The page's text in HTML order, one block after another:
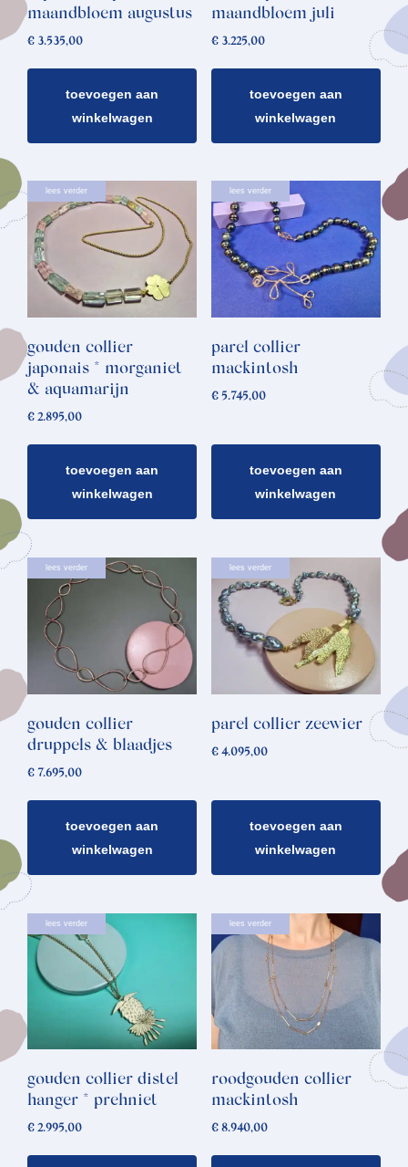
maandbloem augustus
€ 3.535,00
toevoegen aan
winkelwagen
maandbloem juli
€3.225,00
toevoegen aan
winkelwagen
lees verder
gouden collier
japonais * morganiet
& aquamarijn
€ 2.895,00
toevoegen aan
winkelwagen
lees verder
parel collier
mackintosh
€5.745,00
toevoegen aan
winkelwagen
lees verder
gouden collier
druppels & blaadjes
€ 7.695,00
toevoegen aan
winkelwagen
lees verder
parel collier zeewier
€4.095,00
toevoegen aan
winkelwagen
lees verder
gouden collier distel
hanger * prehniet
€ 2.995,00
lees verder
roodgouden collier
mackintosh
€8.940,00